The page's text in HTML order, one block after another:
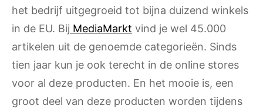
het bedrijf uitgegroeid tot bijna duizend winkels
in de EU. Bij MediaMarkt vind je wel 45.000
artikelen uit de genoemde categorieën. Sinds
tien jaar kun je ook terecht in de online stores
voor al deze producten. En het mooie is, een
groot deel van deze producten worden tijdens